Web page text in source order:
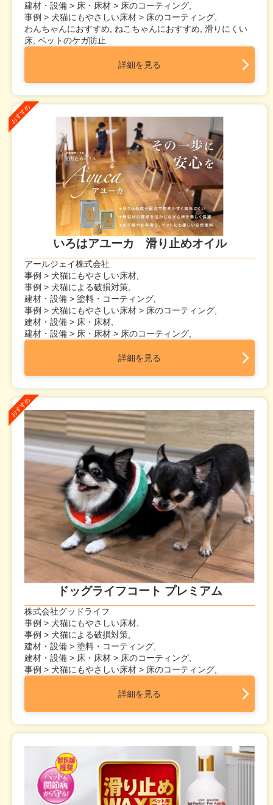
建材・設備 > 床・床材 > 床のコーティング,
事例 > 犬猫にもやさしい床材 > 床のコーティング,
わんちゃんにおすすめ, ねこちゃんにおすすめ, 滑りにくい
床, ペットのケガ防止
詳細を見る
いろはアユーカ 滑り止めオイル
アールジェイ株式会社
事例 > 犬猫にもやさしい床材,
事例 > 犬猫による破損対策,
建材・設備 > 塗料・コーティング,
事例 > 犬猫にもやさしい床材 > 床のコーティング,
建材・設備 > 床・床材,
建材・設備 > 床・床材 > 床のコーティング,
詳細を見る
ドッグライフコート プレミアム
株式会社グッドライフ
事例 > 犬猫にもやさしい床材,
事例 > 犬猫による破損対策,
建材・設備 > 塗料・コーティング,
建材・設備 > 床・床材 > 床のコーティング,
事例 > 犬猫にもやさしい床材 > 床のコーティング,
詳細を見る